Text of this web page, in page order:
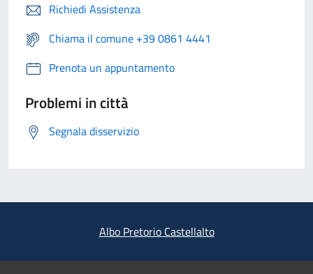
Richiedi Assistenza
Chiama il comune +39 0861 4441
Prenota un appuntamento
Problemi in città
Segnala disservizio
Albo Pretorio Castellalto